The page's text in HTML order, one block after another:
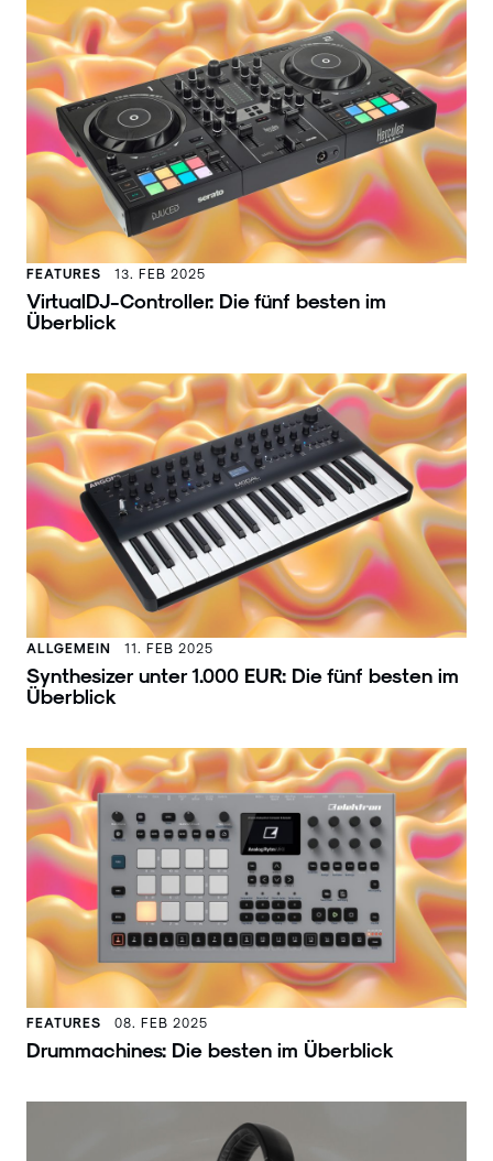
FEATURES 13. FEB 2025
VirtualDJ-Controller: Die fünf besten im
Überblick
ALLGEMEIN 11. FEB 2025
Synthesizer unter 1.000 EUR: Die fünf besten im
Überblick
FEATURES 08. FEB 2025
Drummachines: Die besten im Überblick